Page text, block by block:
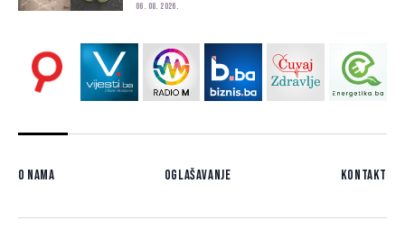
06. 08. 2026.
O nama Oglašavanje Kontakt